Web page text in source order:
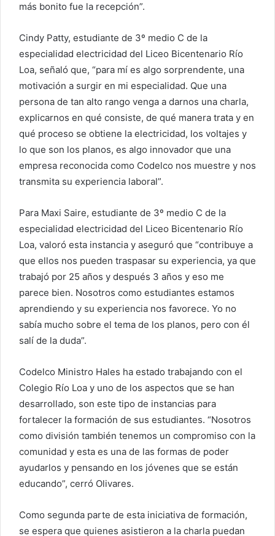
más bonito fue la recepción”.
Cindy Patty, estudiante de 3º medio C de la
especialidad electricidad del Liceo Bicentenario Río
Loa, señaló que, “para mí es algo sorprendente, una
motivación a surgir en mi especialidad. Que una
persona de tan alto rango venga a darnos una charla,
explicarnos en qué consiste, de qué manera trata y en
qué proceso se obtiene la electricidad, los voltajes y
lo que son los planos, es algo innovador que una
empresa reconocida como Codelco nos muestre y nos
transmita su experiencia laboral”.
Para Maxi Saire, estudiante de 3º medio C de la
especialidad electricidad del Liceo Bicentenario Río
Loa, valoró esta instancia y aseguró que “contribuye a
que ellos nos pueden traspasar su experiencia, ya que
trabajó por 25 años y después 3 años y eso me
parece bien. Nosotros como estudiantes estamos
aprendiendo y su experiencia nos favorece. Yo no
sabía mucho sobre el tema de los planos, pero con él
salí de la duda”.
Codelco Ministro Hales ha estado trabajando con el
Colegio Río Loa y uno de los aspectos que se han
desarrollado, son este tipo de instancias para
fortalecer la formación de sus estudiantes. “Nosotros
como división también tenemos un compromiso con la
comunidad y esta es una de las formas de poder
ayudarlos y pensando en los jóvenes que se están
educando”, cerró Olivares.
Como segunda parte de esta iniciativa de formación,
se espera que quienes asistieron a la charla puedan